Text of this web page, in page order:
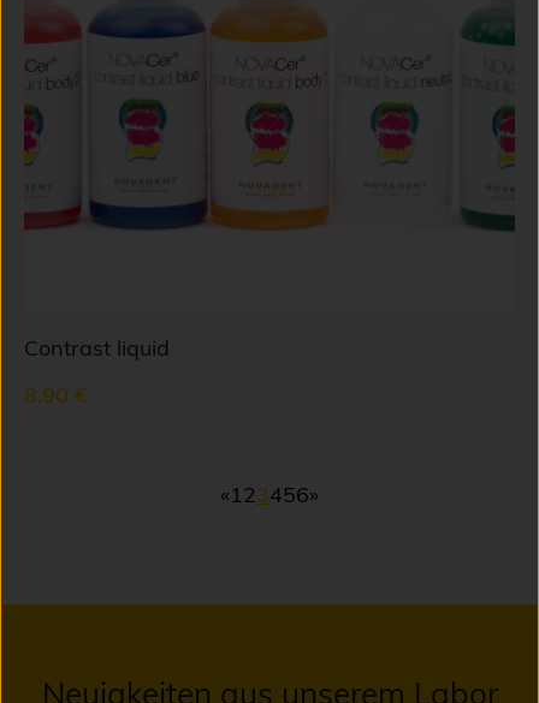
Contrast liquid
8,90 €
«123456»
Neuigkeiten aus unserem Labor